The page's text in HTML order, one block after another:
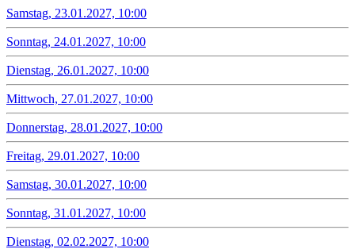
Samstag, 23.01.2027, 10:00
Sonntag, 24.01.2027, 10:00
Dienstag, 26.01.2027, 10:00
Mittwoch, 27.01.2027, 10:00
Donnerstag, 28.01.2027, 10:00
Freitag, 29.01.2027, 10:00
Samstag, 30.01.2027, 10:00
Sonntag, 31.01.2027, 10:00
Dienstag, 02.02.2027, 10:00